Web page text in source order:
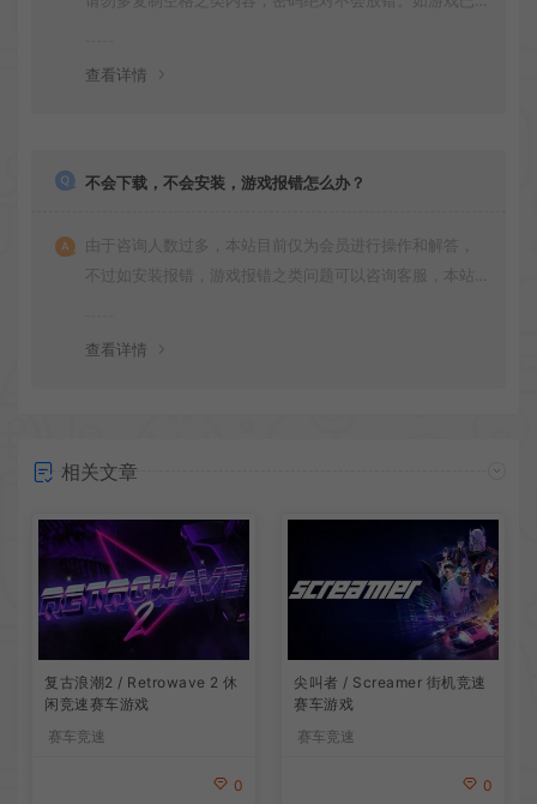
查看详情
不会下载，不会安装，游戏报错怎么办？
由于咨询人数过多，本站目前仅为会员进行操作和解答，
不过如安装报错，游戏报错之类问题可以咨询客服，本站
查看详情
相关文章
复古浪潮2 / Retrowave 2 休
闲竞速赛车游戏
赛车竞速
0
尖叫者 / Screamer 街机竞速
赛车游戏
赛车竞速
0